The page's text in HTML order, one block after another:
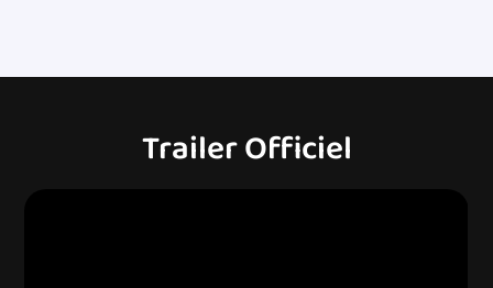
Trailer Officiel